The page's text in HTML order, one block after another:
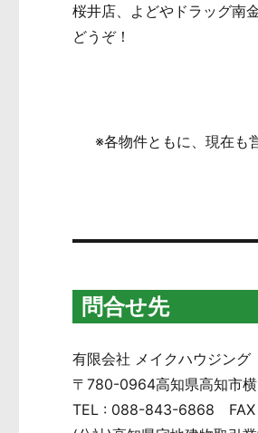
桜井店、よどやドラッグ南
どうぞ！
※各物件ともに、現在も
問合せ先
有限会社 メイクハウジング
〒780-0964高知県高知市横
TEL : 088-843-6868